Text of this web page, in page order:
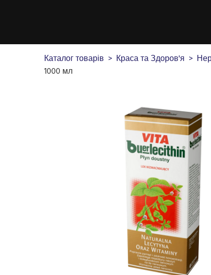
Каталог товарів Краса та Здоров'я
1000 мл